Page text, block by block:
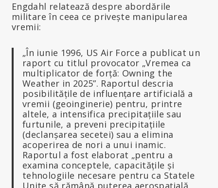
Engdahl relatează despre abordările
militare în ceea ce privește manipularea
vremii:
„În iunie 1996, US Air Force a publicat un
raport cu titlul provocator „Vremea ca
multiplicator de forță: Owning the
Weather in 2025”. Raportul descria
posibilitățile de influențare artificială a
vremii (geoinginerie) pentru, printre
altele, a intensifica precipitațiile sau
furtunile, a preveni precipitațiile
(declanșarea secetei) sau a elimina
acoperirea de nori a unui inamic.
Raportul a fost elaborat „pentru a
examina conceptele, capacitățile și
tehnologiile necesare pentru ca Statele
Unite să rămână puterea aerospațială